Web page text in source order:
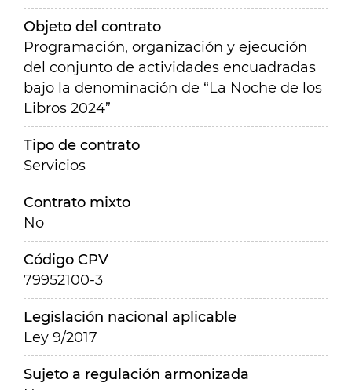
Objeto del contrato
Programación, organización y ejecución
del conjunto de actividades encuadradas
bajo la denominación de “La Noche de los
Libros 2024”
Tipo de contrato
Servicios
Contrato mixto
No
Código CPV
79952100-3
Legislación nacional aplicable
Ley 9/2017
Sujeto a regulación armonizada